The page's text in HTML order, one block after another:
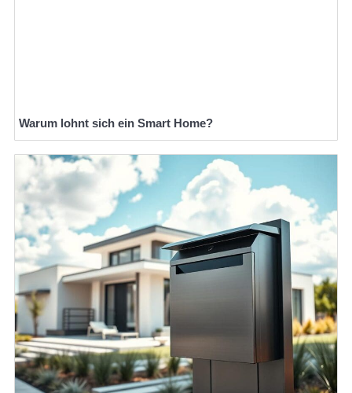
Warum lohnt sich ein Smart Home?